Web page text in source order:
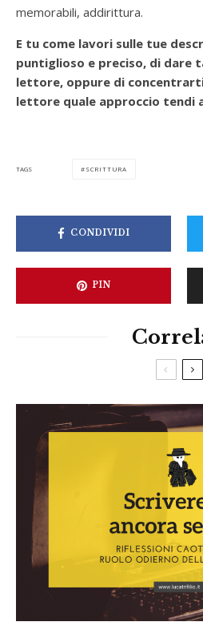
memorabili, addirittura.
E tu come lavori sulle tue
puntiglioso e preciso, di dare
lettore, oppure di
lettore quale approccio tendi
TAGS SCRITTURA
CONDIVIDI
PIN